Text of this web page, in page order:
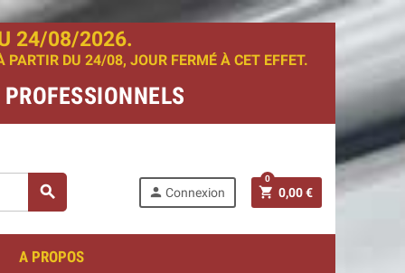
24/08/2026.
DU 24/08, JOUR FERMÉ À CET EFFET.
search person Connexion shopping_cart 0,00 €
0
A PROPOS